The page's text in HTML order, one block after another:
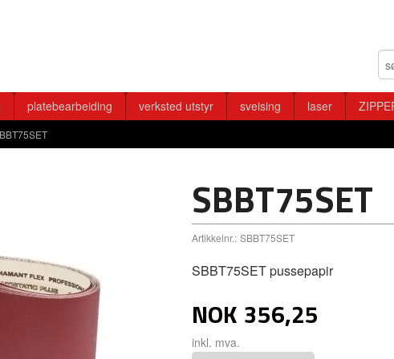
platebearbeiding verksted utstyr sveising laser
SBBT75SET
Artikkelnr.: SBBT75SET
SBBT75SET pussepapir
NOK 356,25
inkl. mva.